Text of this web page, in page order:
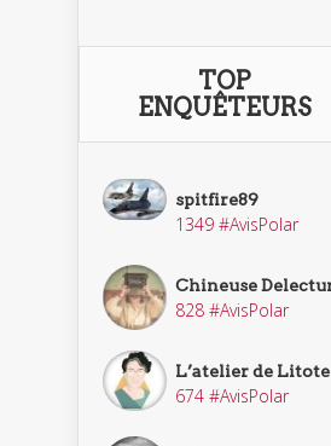
TOP
ENQUÊTEURS
spitfire89
1349 #AvisPolar
Chineuse
828 #AvisPolar
L’atelier de Litote
674 #AvisPolar